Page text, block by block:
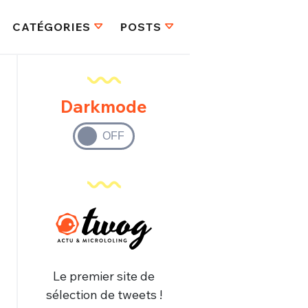
CATÉGORIES POSTS
Darkmode
Le premier site de
sélection de tweets !